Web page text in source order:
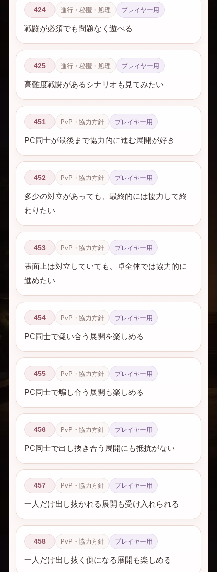
424 進行・秘匿・処理 プレイヤー用
戦闘が必須でも問題なく遊べる
425 進行・秘匿・処理 プレイヤー用
高難度戦闘があるシナリオも見てみたい
451 PvP・協力方針 プレイヤー用
PC同士が最後まで協力的に進む展開が好き
452 PvP・協力方針 プレイヤー用
多少の対立があっても、最終的には協力して終
わりたい
453 PvP・協力方針 プレイヤー用
表面上は対立していても、卓全体では協力的に
進めたい
454 PvP・協力方針 プレイヤー用
PC同士で疑い合う展開を楽しめる
455 PvP・協力方針 プレイヤー用
PC同士で騙し合う展開も楽しめる
456 PvP・協力方針 プレイヤー用
PC同士で出し抜き合う展開にも抵抗がない
457 PvP・協力方針 プレイヤー用
一人だけ出し抜かれる展開も受け入れられる
458 PvP・協力方針 プレイヤー用
一人だけ出し抜く側になる展開も楽しめる